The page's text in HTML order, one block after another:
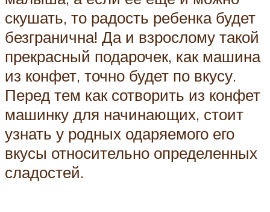
скушать, то радость ребенка будет
безгранична! Да и взрослому такой
прекрасный подарочек, как машина
из конфет, точно будет по вкусу.
Перед тем как сотворить из конфет
машинку для начинающих, стоит
узнать у родных одаряемого его
вкусы относительно определенных
сладостей.